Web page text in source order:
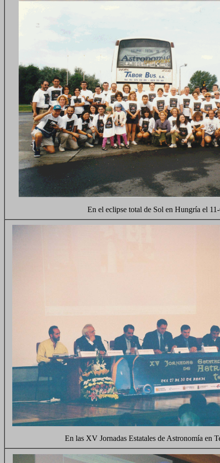
En el eclipse total de Sol en Hungría el
En las XV Jornadas Estatales de Astronomía en